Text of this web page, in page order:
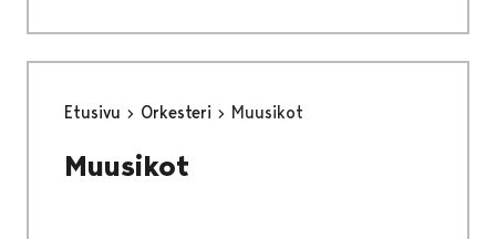
Etusivu Orkesteri Muusikot
Muusikot